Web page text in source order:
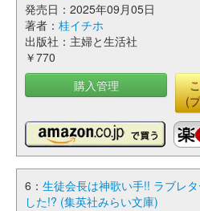
発売日：2025年09月05日
著者： 桂イチホ
出版社：主婦と生活社
￥770
購入管理
(
6： 生徒会長は神歌い手!! ラブレ
した!? (集英社みらい文庫)